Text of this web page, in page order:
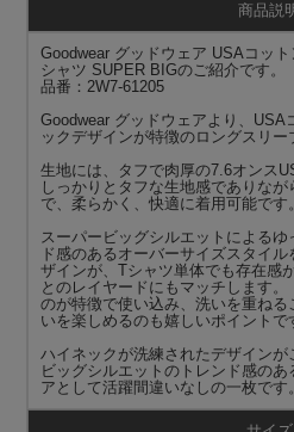
商品説
Goodwear グッドウェア USAコッ
シャツ SUPER BIGのご紹介です。
品番：2W7-61205
Goodwear グッドウェアより、USA
ックデザインが特徴のロングスリー
生地には、タフで肉厚の7.6オンス
しっかりとタフな生地感でありな
で、柔らかく、快適に着用可能です。
スーパービッグシルエットによる
ド感のあるオーバーサイズスタイ
ザインが、Tシャツ単体でも存在感
とのレイヤードにもマッチします
のが特徴で使い込み、洗いを重ね
いを楽しめるのも嬉しいポイントで
ハイネックが洗練されたデザイン
ビッグシルエットのトレンド感の
アとして活躍間違いなしの一枚です。